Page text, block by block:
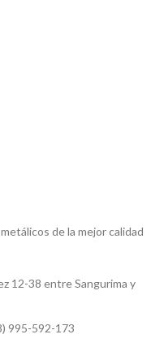
de la mejor calidad
12-38 entre Sangurima y
995-592-173